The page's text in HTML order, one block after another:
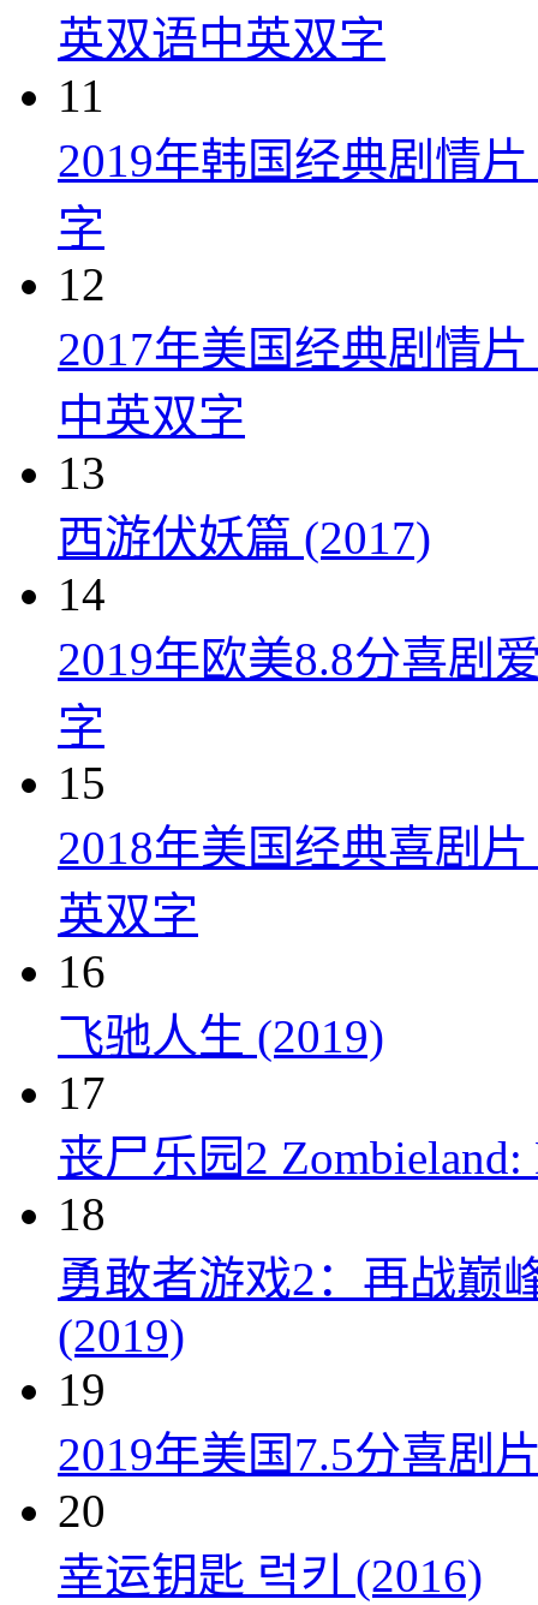
英双语中英双字
11
2019年韩国经典剧情
字
12
2017年美国经典剧情
中英双字
13
西游伏妖篇 (2017)
14
2019年欧美8.8分喜剧
字
15
2018年美国经典喜剧
英双字
16
飞驰人生 (2019)
17
丧尸乐园2 Zombieland:
18
勇敢者游戏2：再战巅
(2019)
19
2019年美国7.5分喜剧
20
幸运钥匙 럭키 (2016)